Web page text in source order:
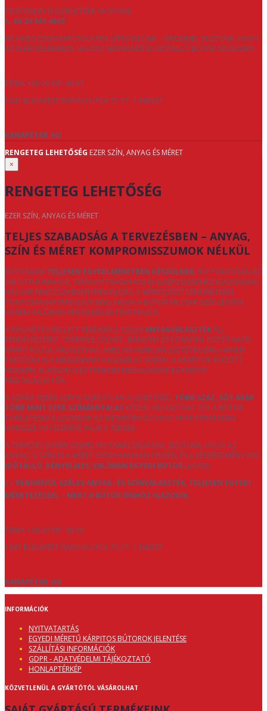
TELEFONON IS ELÉRHETŐEK VAGYUNK:
📞 06 20 561 4633
NE HABOZZON KAPCSOLATBA LÉPNI VELÜNK – ÖRÖMMEL SEGÍTÜNK, HOGY
AZ ELKÉPZELÉSEKBŐL VALÓDI, KÉNYELMES ÉS IDŐTÁLLÓ BÚTOR SZÜLESSEN.
TÍMEA +36 20 561 46 33
1047 BUDAPEST BAROSS UTCA 75-77. 1 EMELET
KANAPETAR.HU
RENGETEG LEHETŐSÉG EZER SZÍN, ANYAG ÉS MÉRET
×
RENGETEG LEHETŐSÉG
EZER SZÍN, ANYAG ÉS MÉRET
TELJES SZABADSÁG A TERVEZÉSBEN – ANYAG,
SZÍN ÉS MÉRET KOMPROMISSZUMOK NÉLKÜL
BÚTORAINK TELJESEN EGYEDI MÉRETBEN KÉSZÜLNEK, ÍGY PONTOSAN AZ
ÖN OTTHONÁHOZ, TÉRADOTTSÁGAIHOZ ÉS ELKÉPZELÉSEIHEZ IGAZODNAK.
NÁLUNK NINCS SZABVÁNYMEGOLDÁS: A MÉRETEZÉST CENTIMÉTERRE
PONTOSAN HATÁROZZUK MEG, HOGY A BÚTOR NE CSAK SZÉP LEGYEN,
HANEM VALÓBAN KÉNYELMES ÉS PRAKTIKUS IS.
A KIALAKÍTÁS MELLETT RENDKÍVÜL SZÉLESANYAGVÁLASZTÉKÁLL
RENDELKEZÉSRE. TÖBBFÉLE SZÖVET, BÁRSONY ÉS KÖNNYEN TISZTÍTHATÓ
KÁRPIT KÖZÜL VÁLASZTHAT, AMELYEK NEMCSAK ESZTÉTIKUSAK, HANEM
TARTÓSAK IS A MINDENNAPI HASZNÁLAT SORÁN. A KÁRPITOK KÖZÖTT
MODERN, KLASSZIKUS ÉS PRÉMIUM MEGOLDÁSOK EGYARÁNT
MEGTALÁLHATÓK.
A SZÍNEK TERÉN SZINTE KORLÁTLAN A LEHETŐSÉG: TÖBB SZÁZ, SŐT AKÁR
TÖBB MINT EZER SZÍNÁRNYALAT KÖZÜL VÁLASZTHAT, ÍGY A BÚTOR
TÖKÉLETESEN ILLESZKEDIK AZ ENTERIŐRHÖZ VAGY AKÁR KARAKTERES
HANGSÚLYOS ELEMÉVÉ VÁLIK A TÉRNEK.
A TERVEZÉS SORÁN SZEMÉLYES TANÁCSADÁSSAL SEGÍTÜNK, HOGY AZ
ANYAG, A SZÍN ÉS A MÉRET ÖSSZHANGBAN LEGYEN, ÉS A VÉGEREDMÉNY EGY
IDŐTÁLLÓ, KÉNYELMES, VALÓBAN EGYEDI BÚTOR LEGYEN.
👉 RENDKÍVÜL SZÉLES ANYAG- ÉS SZÍNVÁLASZTÉK, TELJESEN EGYEDI
MÉRETEZÉSSEL – MERT A BÚTOR ÖNHÖZ IGAZODIK.
TÍMEA +36 20 561 46 33
1047 BUDAPEST BAROSS UTCA 75-77. 1 EMELET
KANAPETAR.HU
INFORMÁCIÓK
NYITVATARTÁS
EGYEDI MÉRETŰ KÁRPITOS BÚTOROK JELENTÉSE
SZÁLLÍTÁSI INFORMÁCIÓK
GDPR - ADATVÉDELMI TÁJÉKOZTATÓ
HONLAPTÉRKÉP
KÖZVETLENÜL A GYÁRTÓTÓL VÁSÁROLHAT